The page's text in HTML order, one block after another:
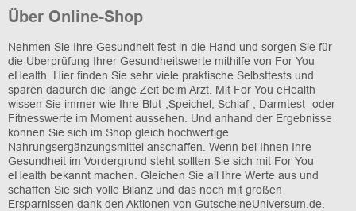
Über Online-Shop
Nehmen Sie Ihre Gesundheit fest in die Hand und sorgen Sie für
die Überprüfung Ihrer Gesundheitswerte mithilfe von For You
eHealth. Hier finden Sie sehr viele praktische Selbsttests und
sparen dadurch die lange Zeit beim Arzt. Mit For You eHealth
wissen Sie immer wie Ihre Blut-,Speichel, Schlaf-, Darmtest- oder
Fitnesswerte im Moment aussehen. Und anhand der Ergebnisse
können Sie sich im Shop gleich hochwertige
Nahrungsergänzungsmittel anschaffen. Wenn bei Ihnen Ihre
Gesundheit im Vordergrund steht sollten Sie sich mit For You
eHealth bekannt machen. Gleichen Sie all Ihre Werte aus und
schaffen Sie sich volle Bilanz und das noch mit großen
Ersparnissen dank den Aktionen von GutscheineUniversum.de.